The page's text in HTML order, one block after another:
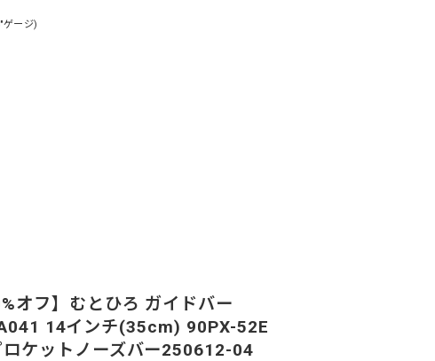
ージ)
オフ】むとひろ ガイドバー
14インチ(35cm) 90PX-52E
ケットノーズバー250612-04